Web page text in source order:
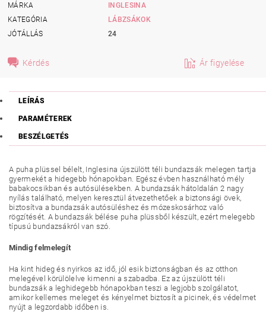
MÁRKA
INGLESINA
KATEGÓRIA
LÁBZSÁKOK
JÓTÁLLÁS
24
Kérdés Ár figyelése
LEÍRÁS
PARAMÉTEREK
BESZÉLGETÉS
A puha plüssel bélelt, Inglesina újszülött téli bundazsák melegen tartja
gyermekét a hidegebb hónapokban. Egész évben használható mély
babakocsikban és autósülésekben. A bundazsák hátoldalán 2 nagy
nyílás található, melyen keresztül átvezethetőek a biztonsági övek,
biztosítva a bundazsák autósüléshez és mózeskosárhoz való
rögzítését. A bundazsák bélése puha plüssből készült, ezért melegebb
típusú bundazsákról van szó.
Mindig felmelegít
Ha kint hideg és nyirkos az idő, jól esik biztonságban és az otthon
melegével körülölelve kimenni a szabadba. Ez az újszülött téli
bundazsák a leghidegebb hónapokban teszi a legjobb szolgálatot,
amikor kellemes meleget és kényelmet biztosít a picinek, és védelmet
nyújt a legzordabb időben is.